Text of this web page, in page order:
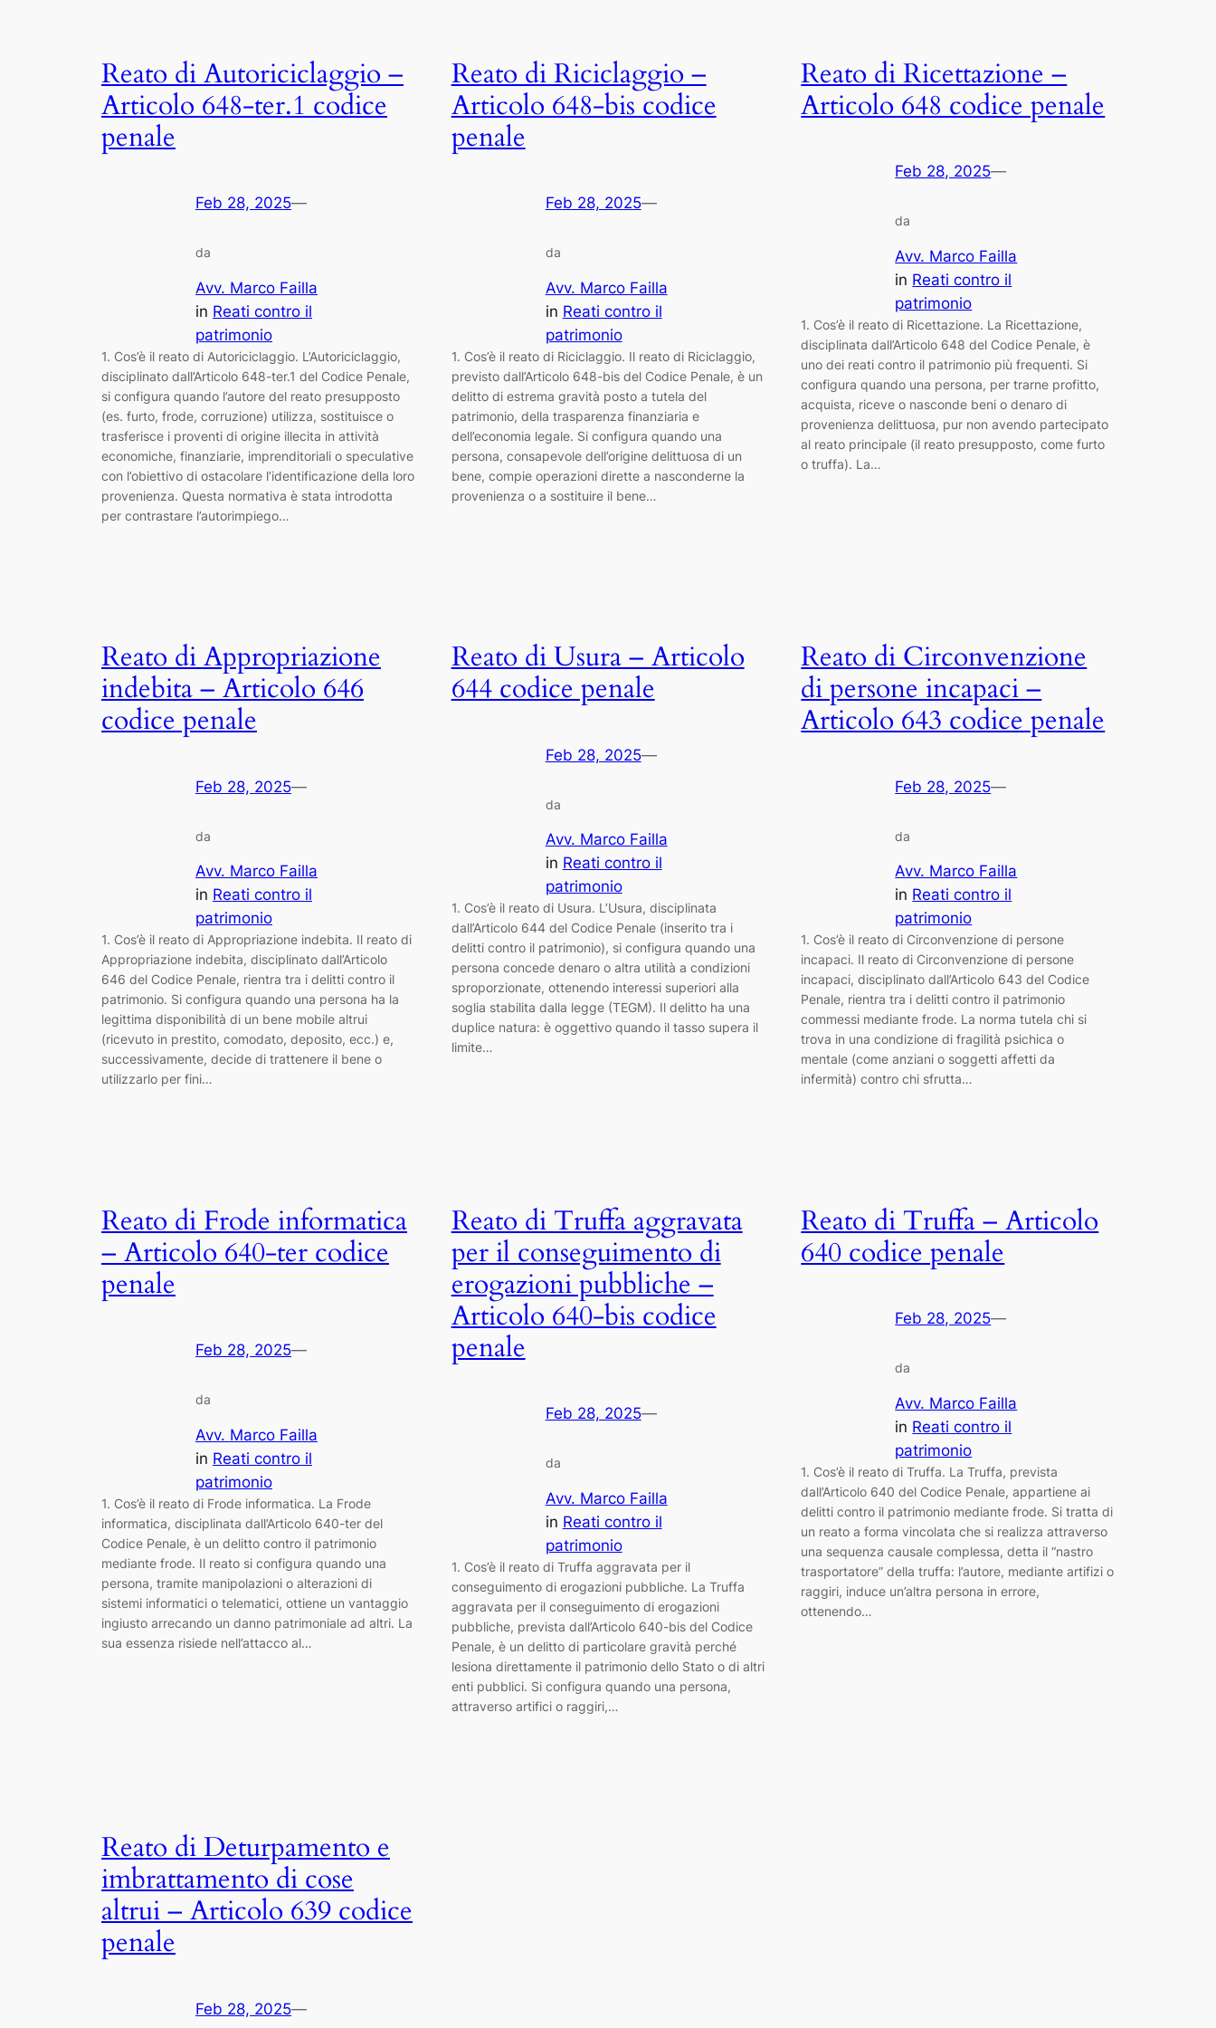
Reato di Autoriciclaggio –
Articolo 648-ter.1 codice
penale
Feb 28, 2025—
da
Avv. Marco Failla
in Reati contro il
patrimonio
1. Cos’è il reato di Autoriciclaggio. L’Autoriciclaggio,
disciplinato dall’Articolo 648-ter.1 del Codice Penale,
si configura quando l’autore del reato presupposto
(es. furto, frode, corruzione) utilizza, sostituisce o
trasferisce i proventi di origine illecita in attività
economiche, finanziarie, imprenditoriali o speculative
con l’obiettivo di ostacolare l’identificazione della loro
provenienza. Questa normativa è stata introdotta
per contrastare l’autorimpiego…
Reato di Riciclaggio –
Articolo 648-bis codice
penale
Feb 28, 2025—
da
Avv. Marco Failla
in Reati contro il
patrimonio
1. Cos’è il reato di Riciclaggio. Il reato di Riciclaggio,
previsto dall’Articolo 648-bis del Codice Penale, è un
delitto di estrema gravità posto a tutela del
patrimonio, della trasparenza finanziaria e
dell’economia legale. Si configura quando una
persona, consapevole dell’origine delittuosa di un
bene, compie operazioni dirette a nasconderne la
provenienza o a sostituire il bene…
Reato di Ricettazione –
Articolo 648 codice penale
Feb 28, 2025—
da
Avv. Marco Failla
in Reati contro il
patrimonio
1. Cos’è il reato di Ricettazione. La Ricettazione,
disciplinata dall’Articolo 648 del Codice Penale, è
uno dei reati contro il patrimonio più frequenti. Si
configura quando una persona, per trarne profitto,
acquista, riceve o nasconde beni o denaro di
provenienza delittuosa, pur non avendo partecipato
al reato principale (il reato presupposto, come furto
o truffa). La…
Reato di Appropriazione
indebita – Articolo 646
codice penale
Feb 28, 2025—
da
Avv. Marco Failla
in Reati contro il
patrimonio
1. Cos’è il reato di Appropriazione indebita. Il reato di
Appropriazione indebita, disciplinato dall’Articolo
646 del Codice Penale, rientra tra i delitti contro il
patrimonio. Si configura quando una persona ha la
legittima disponibilità di un bene mobile altrui
(ricevuto in prestito, comodato, deposito, ecc.) e,
successivamente, decide di trattenere il bene o
utilizzarlo per fini…
Reato di Usura – Articolo
644 codice penale
Feb 28, 2025—
da
Avv. Marco Failla
in Reati contro il
patrimonio
1. Cos’è il reato di Usura. L’Usura, disciplinata
dall’Articolo 644 del Codice Penale (inserito tra i
delitti contro il patrimonio), si configura quando una
persona concede denaro o altra utilità a condizioni
sproporzionate, ottenendo interessi superiori alla
soglia stabilita dalla legge (TEGM). Il delitto ha una
duplice natura: è oggettivo quando il tasso supera il
limite…
Reato di Circonvenzione
di persone incapaci –
Articolo 643 codice penale
Feb 28, 2025—
da
Avv. Marco Failla
in Reati contro il
patrimonio
1. Cos’è il reato di Circonvenzione di persone
incapaci. Il reato di Circonvenzione di persone
incapaci, disciplinato dall’Articolo 643 del Codice
Penale, rientra tra i delitti contro il patrimonio
commessi mediante frode. La norma tutela chi si
trova in una condizione di fragilità psichica o
mentale (come anziani o soggetti affetti da
infermità) contro chi sfrutta…
Reato di Frode informatica
– Articolo 640-ter codice
penale
Feb 28, 2025—
da
Avv. Marco Failla
in Reati contro il
patrimonio
1. Cos’è il reato di Frode informatica. La Frode
informatica, disciplinata dall’Articolo 640-ter del
Codice Penale, è un delitto contro il patrimonio
mediante frode. Il reato si configura quando una
persona, tramite manipolazioni o alterazioni di
sistemi informatici o telematici, ottiene un vantaggio
ingiusto arrecando un danno patrimoniale ad altri. La
sua essenza risiede nell’attacco al…
Reato di Truffa aggravata
per il conseguimento di
erogazioni pubbliche –
Articolo 640-bis codice
penale
Feb 28, 2025—
da
Avv. Marco Failla
in Reati contro il
patrimonio
1. Cos’è il reato di Truffa aggravata per il
conseguimento di erogazioni pubbliche. La Truffa
aggravata per il conseguimento di erogazioni
pubbliche, prevista dall’Articolo 640-bis del Codice
Penale, è un delitto di particolare gravità perché
lesiona direttamente il patrimonio dello Stato o di altri
enti pubblici. Si configura quando una persona,
attraverso artifici o raggiri,…
Reato di Truffa – Articolo
640 codice penale
Feb 28, 2025—
da
Avv. Marco Failla
in Reati contro il
patrimonio
1. Cos’è il reato di Truffa. La Truffa, prevista
dall’Articolo 640 del Codice Penale, appartiene ai
delitti contro il patrimonio mediante frode. Si tratta di
un reato a forma vincolata che si realizza attraverso
una sequenza causale complessa, detta il “nastro
trasportatore” della truffa: l’autore, mediante artifizi o
raggiri, induce un’altra persona in errore,
ottenendo…
Reato di Deturpamento e
imbrattamento di cose
altrui – Articolo 639 codice
penale
Feb 28, 2025—